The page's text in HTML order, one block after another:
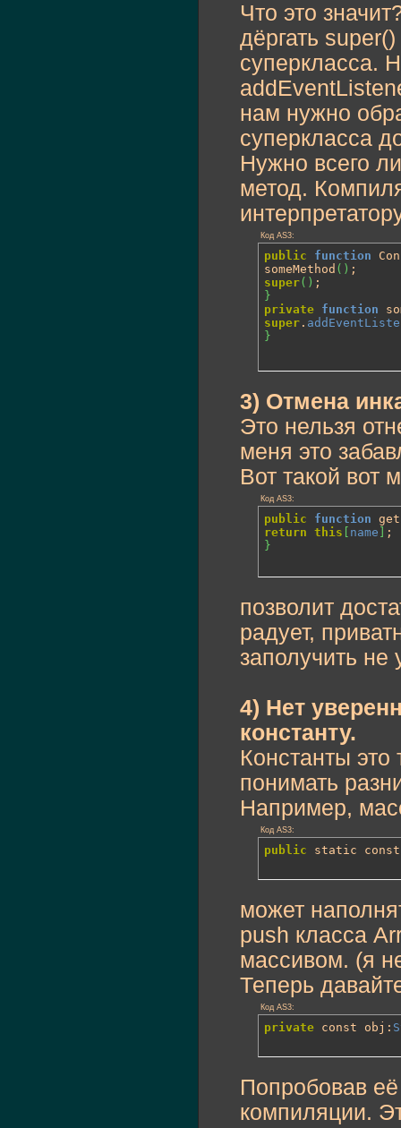
Что это
дёргать
суперкласса.
нам нужно
суперкласса
Нужно всего
метод.
Код AS3:
public function
someMethod ( )
super( )
}
private function
super .
}
3) Отмена
Это нельзя
меня это
Вот такой вот
Код AS3:
public function
return this name
}
позволит
радует,
заполучить не
4) Нет
константу.
Константы
понимать
Например,
Код AS3:
public static const
может
push класса
массивом. (я
Теперь
Код AS3:
private const obj:
Попробовав
компиляции.